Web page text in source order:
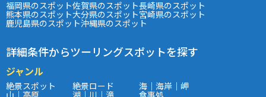
福岡県のスポット佐賀県のスポット長崎県のスポット
熊本県のスポット大分県のスポット宮崎県のスポット
鹿児島県のスポット沖縄県のスポット
詳細条件からツーリングスポットを探す
ジャンル
絶景スポット 絶景ロード 海｜海岸｜岬